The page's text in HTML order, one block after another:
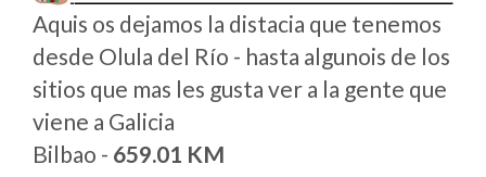
Aquis os dejamos la distacia que tenemos
desde Olula del Río - hasta algunois de los
sitios que mas les gusta ver a la gente que
viene a Galicia
Bilbao - 659.01 KM